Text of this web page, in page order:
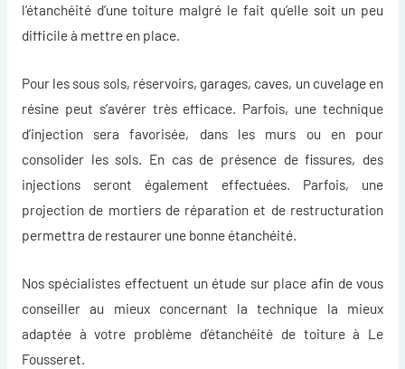
l’étanchéité d’une toiture malgré le fait qu’elle soit un peu
difficile à mettre en place.
Pour les sous sols, réservoirs, garages, caves, un cuvelage en
résine peut s’avérer très efficace. Parfois, une technique
d’injection sera favorisée, dans les murs ou en pour
consolider les sols. En cas de présence de fissures, des
injections seront également effectuées. Parfois, une
projection de mortiers de réparation et de restructuration
permettra de restaurer une bonne étanchéité.
Nos spécialistes effectuent un étude sur place afin de vous
conseiller au mieux concernant la technique la mieux
adaptée à votre problème d’étanchéité de toiture à Le
Fousseret.